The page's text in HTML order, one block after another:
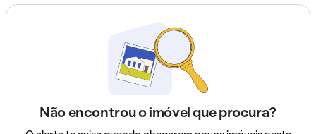
Não encontrou o imóvel que procura?